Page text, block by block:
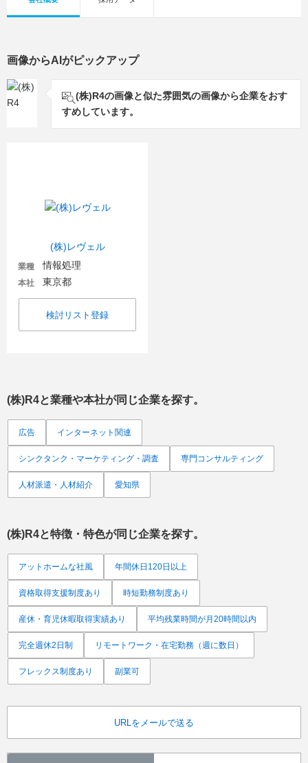
画像からAIがピックアップ
(株)R4の画像と似た雰囲気の画像から企業をおす
すめしています。
(株)レヴェル
業種 情報処理
本社 東京都
検討リスト登録
(株)R4と業種や本社が同じ企業を探す。
広告 インターネット関連
シンクタンク・マーケティング・調査 専門コンサルティング
人材派遣・人材紹介 愛知県
(株)R4と特徴・特色が同じ企業を探す。
アットホームな社風 年間休日120日以上
資格取得支援制度あり 時短勤務制度あり
産休・育児休暇取得実績あり 平均残業時間が月20時間以内
完全週休2日制 リモートワーク・在宅勤務（週に数日）
フレックス制度あり 副業可
URLをメールで送る